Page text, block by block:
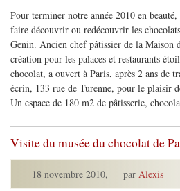
Pour terminer notre année 2010 en
faire découvrir ou redécouvrir les
Genin. Ancien chef pâtissier de la Maison
création pour les palaces et restaurants
chocolat, a ouvert à Paris, après 2 ans de
écrin, 133 rue de Turenne, pour le plaisir
Un espace de 180 m2 de pâtisserie,
Visite du musée du chocolat de
18 novembre 2010, par Alexis